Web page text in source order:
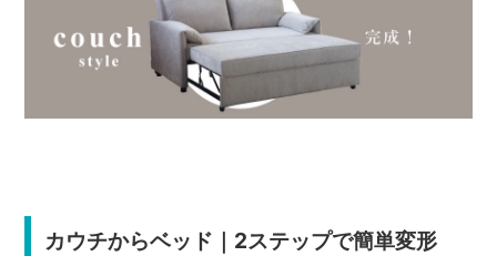
カウチからベッド｜2ステップで簡単変形